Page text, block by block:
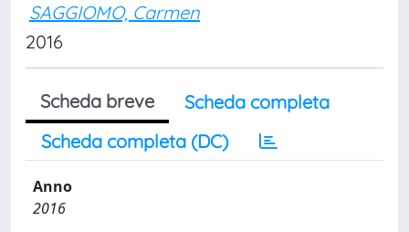
SAGGIOMO, Carmen
2016
Scheda breve
Scheda completa
Scheda completa (DC)
Anno
2016